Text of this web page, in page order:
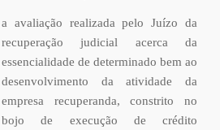
a avaliação realizada pelo Juízo da
recuperação judicial acerca da
essencialidade de determinado bem ao
desenvolvimento da atividade da
empresa recuperanda, constrito no
bojo de execução de crédito